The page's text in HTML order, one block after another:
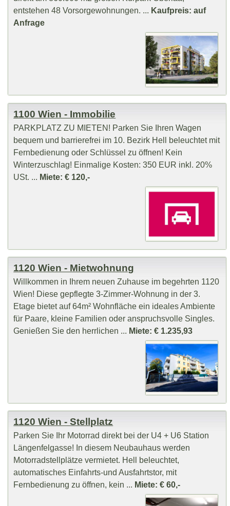
entstehen 48 Vorsorgewohnungen. ... Kaufpreis: auf
Anfrage
1100 Wien - Immobilie
PARKPLATZ ZU MIETEN! Parken Sie Ihren Wagen
bequem und barrierefrei im 10. Bezirk Hell beleuchtet mit
Fernbedienung oder Schlüssel zu öffnen! Kein
Winterzuschlag! Einmalige Kosten: 350 EUR inkl. 20%
USt. ... Miete: € 120,-
1120 Wien - Mietwohnung
Willkommen in Ihrem neuen Zuhause im begehrten 1120
Wien! Diese gepflegte 3-Zimmer-Wohnung in der 3.
Etage bietet auf 64m² Wohnfläche ein ideales Ambiente
für Paare, kleine Familien oder anspruchsvolle Singles.
Genießen Sie den herrlichen ... Miete: € 1.235,93
1120 Wien - Stellplatz
Parken Sie Ihr Motorrad direkt bei der U4 + U6 Station
Längenfelgasse! In diesem Neubauhaus werden
Motorradstellplätze vermietet. Hell beleuchtet,
automatisches Einfahrts-und Ausfahrtstor, mit
Fernbedienung zu öffnen, kein ... Miete: € 60,-